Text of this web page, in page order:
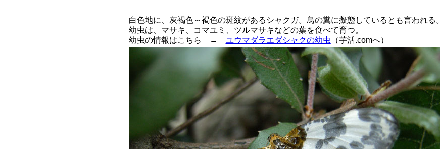
白色地に、灰褐色～褐色の斑紋があるシャクガ。鳥の糞に擬態しているとも言われる。
幼虫は、マサキ、コマユミ、ツルマサキなどの葉を食べて育つ。
幼虫の情報はこちら → ユウマダラエダシャクの幼虫 （芋活.comへ）